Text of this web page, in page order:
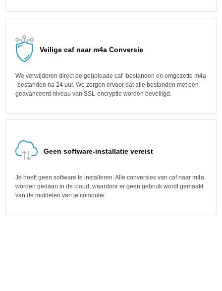
Veilige caf naar m4a Conversie
We verwijderen direct de geüploade caf -bestanden en omgezette m4a
-bestanden na 24 uur. We zorgen ervoor dat alle bestanden met een
geavanceerd niveau van SSL-encryptie worden beveiligd.
Geen software-installatie vereist
Je hoeft geen software te installeren. Alle conversies van caf naar m4a
worden gedaan in de cloud, waardoor er geen gebruik wordt gemaakt
van de middelen van je computer.